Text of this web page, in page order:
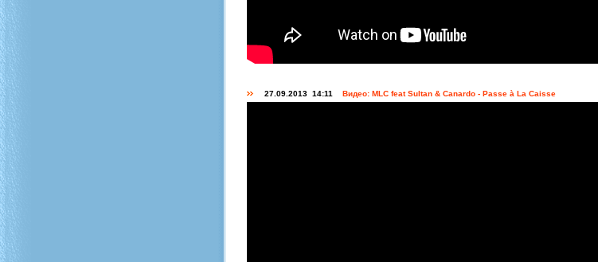
27.09.2013 14:11 Видео: MLC feat Sultan & Canardo - Passe à La Caisse